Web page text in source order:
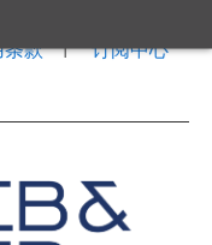
款 订阅中心